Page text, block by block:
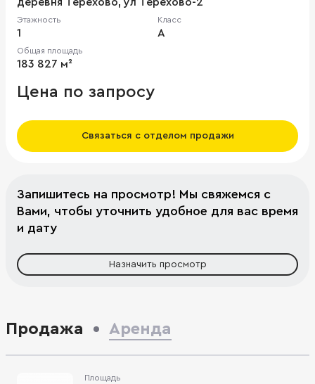
Этажность
1
Класс
A
Общая площадь
183 827 м²
Цена по запросу
Связаться с отделом продажи
Запишитесь на просмотр! Мы свяжемся с
Вами, чтобы уточнить удобное для вас время
и дату
Назначить просмотр
Продажа Аренда
Площадь